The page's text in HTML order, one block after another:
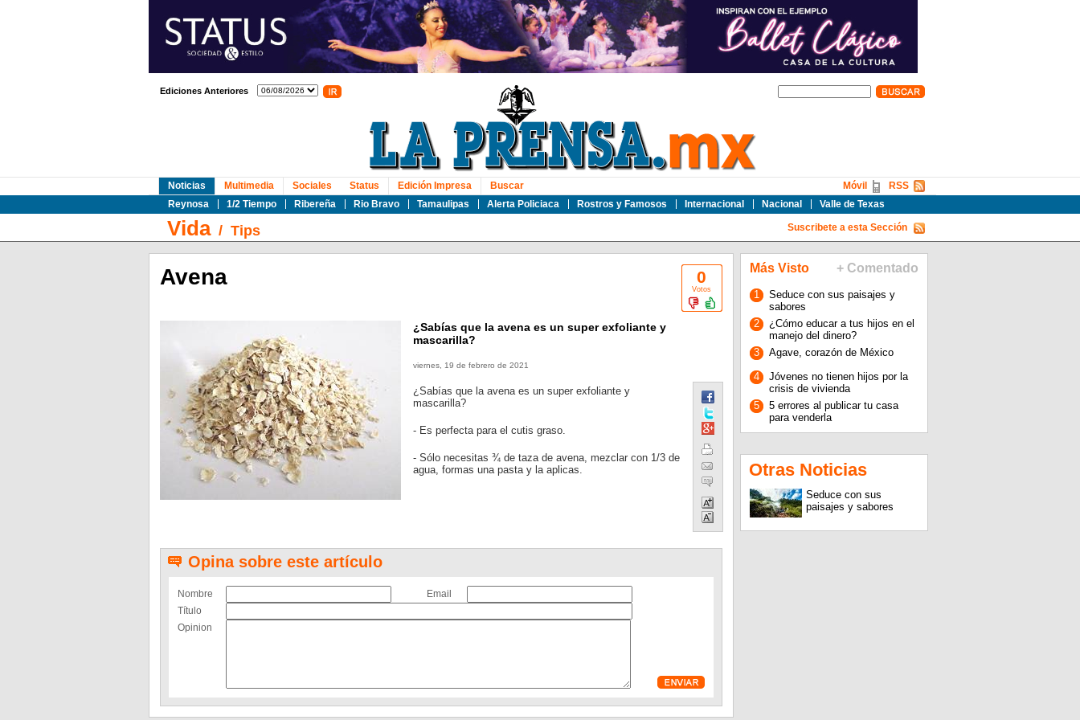
Ediciones Anteriores
Noticias
Reynosa
1/2 Tiempo Ribereña Rio Bravo Tamaulipas Alerta Policiaca Rostros y Famosos Internacional Nacional Valle de Texas
Multimedia Sociales Status Edición Impresa Buscar RSS
Móvil
Vida/ Tips Suscribete a esta Sección
0
Votos
Avena
¿Sabías que la avena es un super exfoliante y
mascarilla?
viernes, 19 de febrero de 2021
¿Sabías que la avena es un super exfoliante y
mascarilla?
- Es perfecta para el cutis graso.
- Sólo necesitas ¾ de taza de avena, mezclar con 1/3 de
agua, formas una pasta y la aplicas.
Opina sobre este artículo
Nombre
Email
Título
Opinion
Más Visto + Comentado
1
Seduce con sus paisajes y
sabores
2
¿Cómo educar a tus hijos en el
manejo del dinero?
3
Agave, corazón de México
4
Jóvenes no tienen hijos por la
crisis de vivienda
5
5 errores al publicar tu casa
para venderla
Otras Noticias
Seduce con sus
paisajes y sabores